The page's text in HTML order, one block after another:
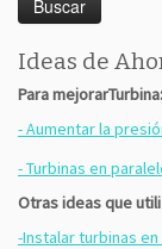
Ideas de
Para mejorarTurbina:
- Aumentar la
- Turbinas en
Otras ideas que
-Instalar turbinas